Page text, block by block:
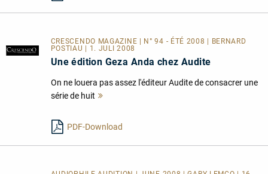
CRESCENDO MAGAZINE | N° 94 - ÉTÉ 2008 | BERNARD
POSTIAU | 1. JULI 2008
Une édition Geza Anda chez Audite
On ne louera pas assez l'éditeur Audite de consacrer une
série de huit
PDF-Download